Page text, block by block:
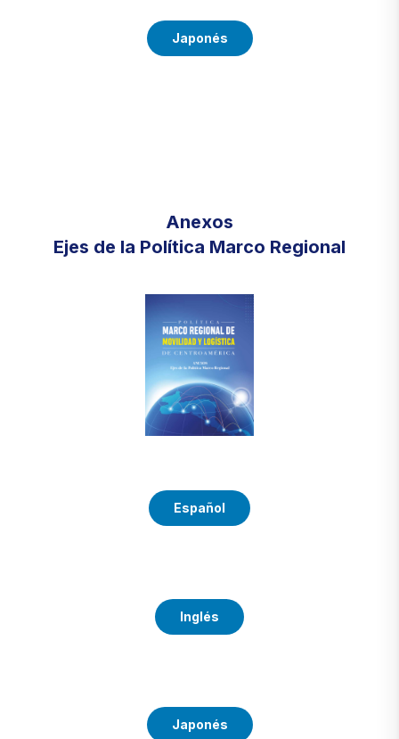
Japonés
Anexos
Ejes de la Política Marco Regional
Español
Inglés
Japonés